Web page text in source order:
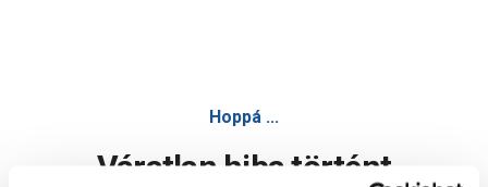
Hoppá ...
Váratlan hiba történt